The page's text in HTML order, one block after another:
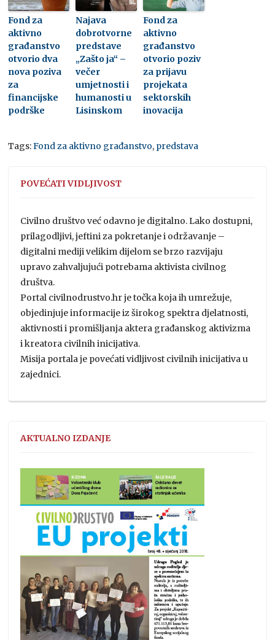
Fond za
aktivno
građanstvo
otvorio dva
nova poziva
za
financijske
podrške
Najava
dobrotvorne
predstave
„Zašto ja“ –
večer
umjetnosti i
humanosti u
Lisinskom
Fond za
aktivno
građanstvo
otvorio poziv
za prijavu
projekata
sektorskih
inovacija
Tags:Fond za aktivno građanstvo, predstava
POVEĆATI VIDLJIVOST
Civilno društvo već odavno je digitalno. Lako dostupni,
prilagodljivi, jeftini za pokretanje i održavanje –
digitalni mediji velikim dijelom se brzo razvijaju
upravo zahvaljujući potrebama aktivista civilnog
društva.
Portal civilnodrustvo.hr je točka koja ih umrežuje,
objedinjuje informacije iz širokog spektra djelatnosti,
aktivnosti i promišljanja aktera građanskog aktivizma
i kreatora civilnih inicijativa.
Misija portala je povećati vidljivost civilnih inicijativa u
zajednici.
AKTUALNO IZDANJE